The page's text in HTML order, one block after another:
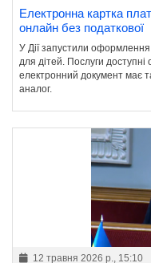
Електронна картка
онлайн без податкової
У Дії запустили
для дітей. Послуги доступні
електронний документ має
аналог.
12 травня 2026 р., 15:10